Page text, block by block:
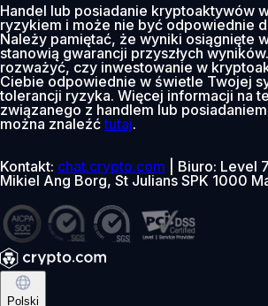
Handel lub posiadanie kryptoaktywów
ryzykiem i może nie być odpowiednie
Należy pamiętać, że wyniki osiągnięte
stanowią gwarancji przyszłych
rozważyć, czy inwestowanie w
Ciebie odpowiednie w świetle Twojej
tolerancji ryzyka. Więcej informacji na
związanego z handlem lub
można znaleźćtutaj.
Kontakt: chat.crypto.com | Biuro: Level
Mikiel Ang Borg, St Julians SPK 1000
Polski